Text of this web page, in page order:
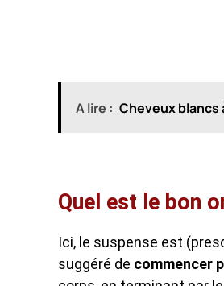
A lire : Cheveux blancs
Quel est le bon
Ici, le suspense est
suggéré de commencer